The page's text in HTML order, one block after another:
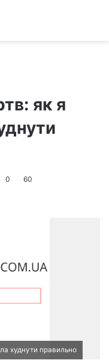
як я
0 60
худнути правильно